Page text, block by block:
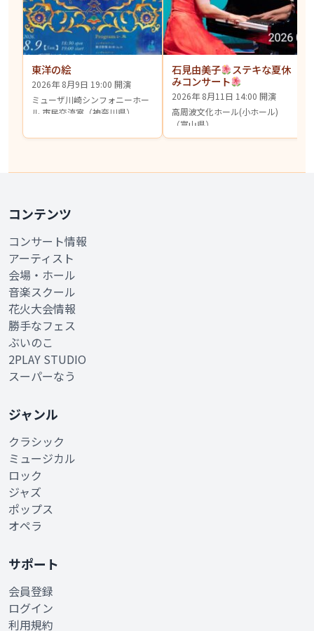
東洋の絵
2026年 8月9日 19:00 開演
ミューザ川崎シンフォニーホー
ル 市民交流室（神奈川県）
石見由美子
ステキな夏休
みコンサート
2026年 8月11日 14:00 開演
高周波文化ホール(小ホール)
（富山県）
コンテンツ
コンサート情報
アーティスト
会場・ホール
音楽スクール
花火大会情報
勝手なフェス
ぶいのこ
2PLAY STUDIO
スーパーなう
ジャンル
クラシック
ミュージカル
ロック
ジャズ
ポップス
オペラ
サポート
会員登録
ログイン
利用規約